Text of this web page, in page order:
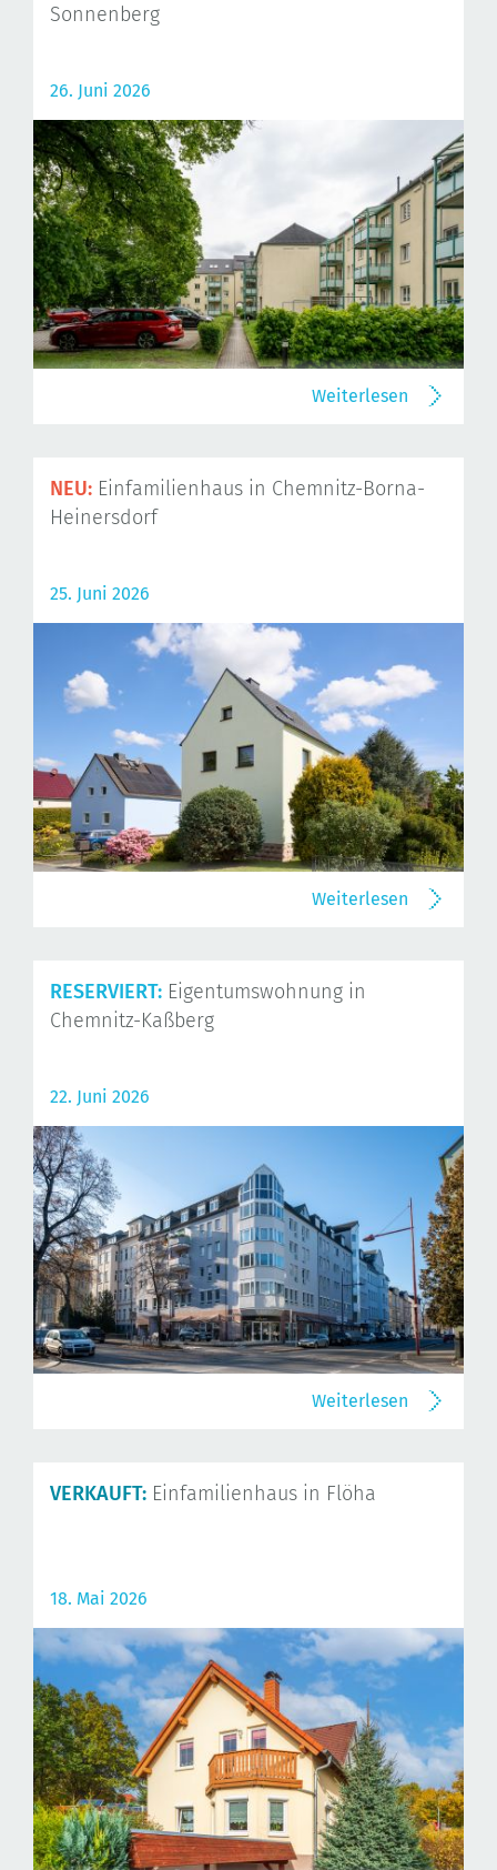
Sonnenberg
26. Juni 2026
Weiterlesen
NEU: Einfamilienhaus in Chemnitz-Borna-
Heinersdorf
25. Juni 2026
Weiterlesen
RESERVIERT: Eigentumswohnung in
Chemnitz-Kaßberg
22. Juni 2026
Weiterlesen
VERKAUFT: Einfamilienhaus in Flöha
18. Mai 2026